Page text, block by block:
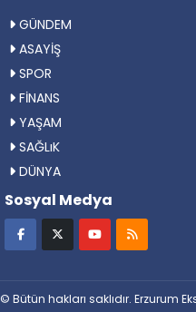
GÜNDEM
ASAYİŞ
SPOR
FİNANS
YAŞAM
SAĞLıK
DÜNYA
Sosyal Medya
© Bütün hakları saklıdır. Erzurum